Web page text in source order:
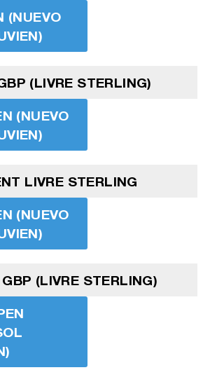
(NUEVO
(LIVRE STERLING)
(NUEVO
LIVRE STERLING
(NUEVO
(LIVRE STERLING)